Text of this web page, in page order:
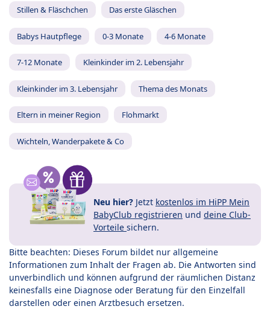
Stillen & Fläschchen Das erste Gläschen
Babys Hautpflege 0-3 Monate 4-6 Monate
7-12 Monate Kleinkinder im 2. Lebensjahr
Kleinkinder im 3. Lebensjahr Thema des Monats
Eltern in meiner Region Flohmarkt
Wichteln, Wanderpakete & Co
Neu hier? Jetzt kostenlos im HiPP Mein
BabyClub registrieren und deine Club-
Vorteile sichern.
Bitte beachten: Dieses Forum bildet nur allgemeine
Informationen zum Inhalt der Fragen ab. Die Antworten sind
unverbindlich und können aufgrund der räumlichen Distanz
keinesfalls eine Diagnose oder Beratung für den Einzelfall
darstellen oder einen Arztbesuch ersetzen.